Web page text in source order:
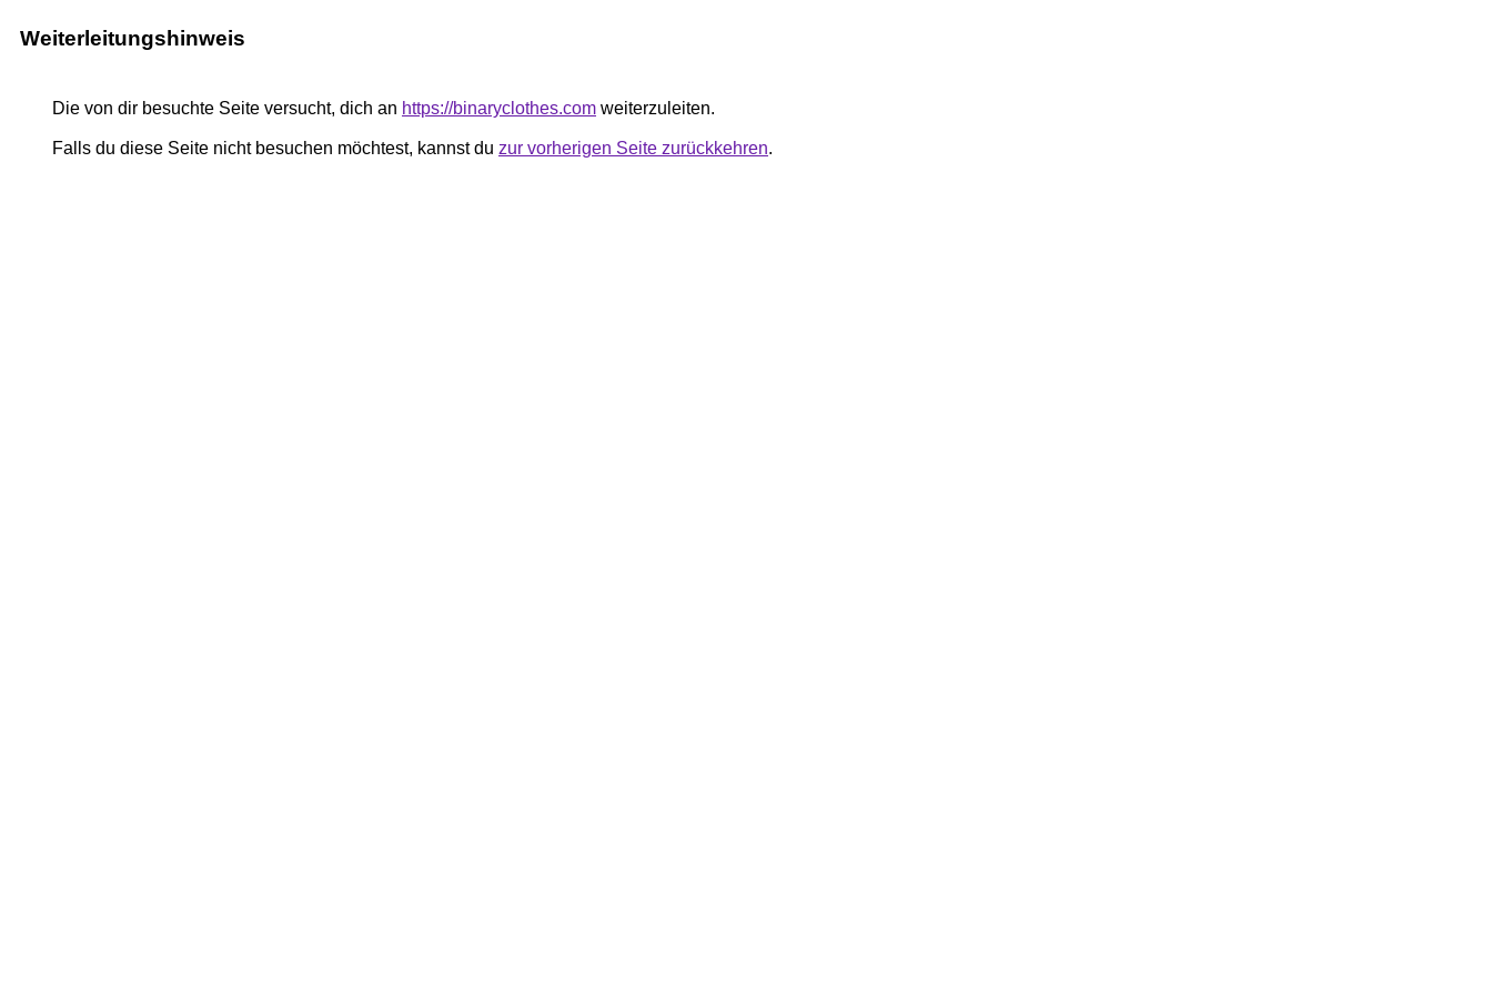
Weiterleitungshinweis
Die von dir besuchte Seite versucht, dich an https://binaryclothes.com weiterzuleiten.
Falls du diese Seite nicht besuchen möchtest, kannst du zur vorherigen Seite zurückkehren.